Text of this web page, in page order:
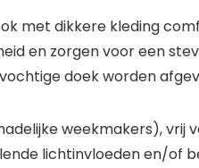
met dikkere kleding
en zorgen voor een
doek worden
weekmakers), vrij
lichtinvloeden en/of